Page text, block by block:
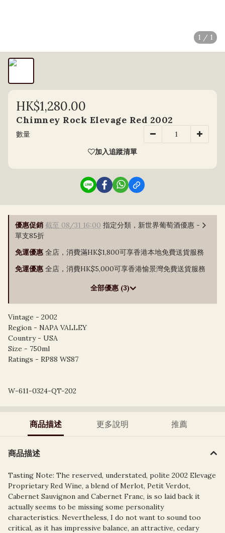
1 / 1
HK$1,280.00
Chimney Rock Elevage Red 2002
數量
加入追蹤清單
優惠促銷 截至 08/31 16:00 指定分類，新世界葡萄酒優惠 -
單支85折
免運優惠 全店，消費滿HK$1,800可享香港本地免費送貨服務
免運優惠 全店，消費HK$5,000可享香港愉景灣免費送貨服務
全部優惠 (3)
Vintage - 2002
Region - NAPA VALLEY
Country - USA
Size - 750ml
Ratings - RP88 WS87
W-611-0324-QT-202
商品描述 更多說明 推薦
商品描述
Tasting Note: The reserved, understated, polite 2002 Elevage
Proprietary Red Wine, a blend of Merlot, Petit Verdot,
Cabernet Sauvignon and Cabernet Franc, is so laid back it
actually seems to be missing some personality
characteristics. Nevertheless, I do not want to sound too
critical, as it has impressive balance, an attractive, cedary